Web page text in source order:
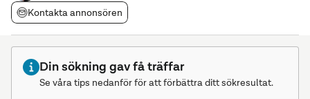
Kontakta annonsören
Din sökning gav få träffar
Se våra tips nedanför för att förbättra ditt sökresultat.